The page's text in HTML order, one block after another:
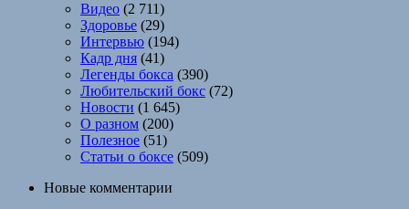
Видео (2 711)
Здоровье (29)
Интервью (194)
Кадр дня (41)
Легенды бокса (390)
Любительский бокс (72)
Новости (1 645)
О разном (200)
Полезное (51)
Статьи о боксе (509)
Новые комментарии